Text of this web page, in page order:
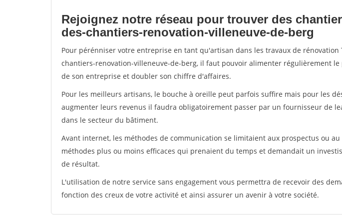
Rejoignez notre réseau pour trouver des
des-chantiers-renovation-villeneuve-de-berg
Pour pérénniser votre entreprise en tant qu'artisan dans les travaux de rénovation
chantiers-renovation-villeneuve-de-berg, il faut pouvoir alimenter régulièrement
de son entreprise et doubler son chiffre d'affaires.
Pour les meilleurs artisans, le bouche à oreille peut parfois suffire mais pour les
augmenter leurs revenus il faudra obligatoirement passer par un fournisseur de
dans le secteur du bâtiment.
Avant internet, les méthodes de communication se limitaient aux prospectus ou au
méthodes plus ou moins efficaces qui prenaient du temps et demandait un
de résultat.
L'utilisation de notre service sans engagement vous permettra de recevoir des
fonction des creux de votre activité et ainsi assurer un avenir à votre société.